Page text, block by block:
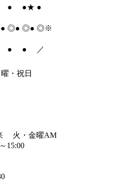
● ●★ ●
● ◎● ◎● ◎※
● ● ／
・祝日
火・金曜AM
15:00